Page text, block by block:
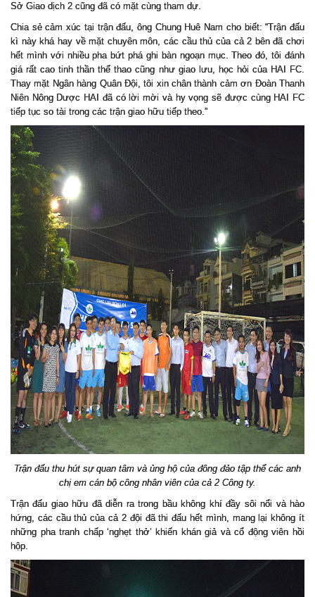
Sở Giao dịch 2 cũng đã có mặt cùng tham dự.
Chia sẻ cảm xúc tại trận đấu, ông Chung Huê Nam cho biết: “Trận đấu
kì này khá hay về mặt chuyên môn, các cầu thủ của cả 2 bên đã chơi
hết mình với nhiều pha bứt phá ghi bàn ngoạn mục. Theo đó, tôi đánh
giá rất cao tinh thần thể thao cũng như giao lưu, học hỏi của HAI FC.
Thay mặt Ngân hàng Quân Đội, tôi xin chân thành cảm ơn Đoàn Thanh
Niên Nông Dược HAI đã có lời mời và hy vọng sẽ được cùng HAI FC
tiếp tục so tài trong các trận giao hữu tiếp theo.”
Trận đấu thu hút sự quan tâm và ủng hộ của đông đảo tập thể các anh
chị em cán bộ công nhân viên của cả 2 Công ty.
Trận đấu giao hữu đã diễn ra trong bầu không khí đầy sôi nổi và hào
hứng, các cầu thủ của cả 2 đội đã thi đấu hết mình, mang lại không ít
những pha tranh chấp ‘nghẹt thở’ khiến khán giả và cổ động viên hồi
hộp.